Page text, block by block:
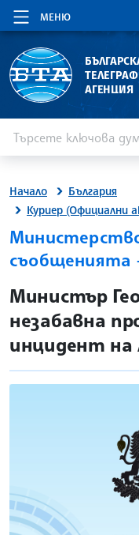
МЕНЮ
АГЕНЦИЯ
Начало
България
Куриер (Официални
съобщенията
site.bta
Министър
незабавна
инцидент на